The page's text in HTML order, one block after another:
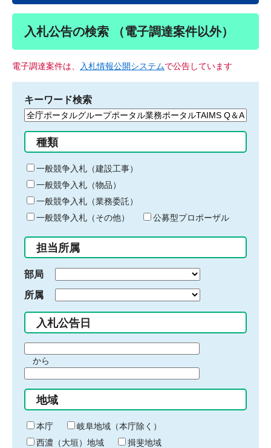
入札公告の検索 （電子調達案件以外）
電子調達案件は、 入札情報公開システムで公告しています
キーワード検索
検
る
キ
ー
ワ
ー
ド
入
力
種類
一般競争入札（建設工事）
一般競争入札（物品）
一般競争入札（業務委託）
一般競争入札（その他）
公募型プロポーザル
担当所属
部局
所属
入札公告日
間
始
り
から
間
終
わ
り
地域
本庁
岐阜地域（本庁除く）
西濃（大垣）地域
揖斐地域